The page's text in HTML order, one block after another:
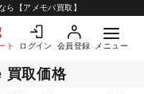
【アメモバ買取】
ト ログイン 会員登録 メニュー
取価格